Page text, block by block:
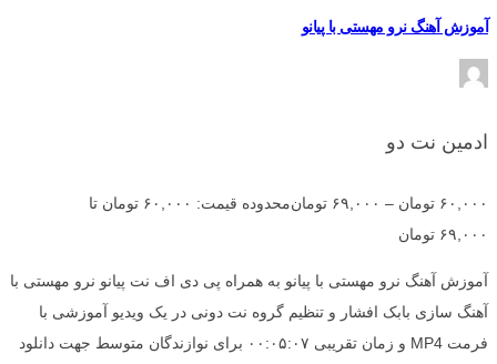
آموزش آهنگ نرو مهستی با پیانو
ادمین نت دو
۶۰,۰۰۰ تومان – ۶۹,۰۰۰ تومان
محدوده قیمت: ۶۰,۰۰۰ تومان تا
۶۹,۰۰۰ تومان
آموزش آهنگ نرو مهستی با پیانو به همراه پی دی اف نت پیانو نرو مهستی با
آهنگ سازی بابک افشار و تنظیم گروه نت دونی در یک ویدیو آموزشی با
فرمت MP4 و زمان تقریبی ۰۰:۰۵:۰۷ برای نوازندگان متوسط جهت دانلود